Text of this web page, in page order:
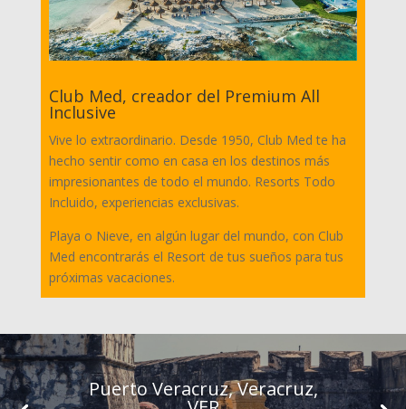
Club Med, creador del Premium All
Inclusive
Vive lo extraordinario. Desde 1950, Club Med te ha
hecho sentir como en casa en los destinos más
impresionantes de todo el mundo. Resorts Todo
Incluido, experiencias exclusivas.
Playa o Nieve, en algún lugar del mundo, con Club
Med encontrarás el Resort de tus sueños para tus
próximas vacaciones.
Puerto Veracruz, Veracruz,